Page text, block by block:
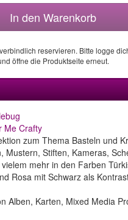
In den Warenkorb
reservieren. Bitte logge
öffne die Produktseite erneut.
Me Crafty
zum Thema Basteln und
Mustern, Stiften, Kameras,
mehr in den Farben
Rosa mit Schwarz als
Alben, Karten, Mixed Media